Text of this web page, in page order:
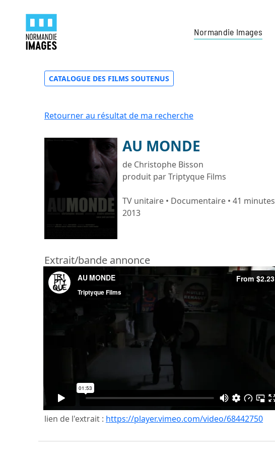
Normandie Images
CATALOGUE DES FILMS SOUTENUS
Retourner au résultat de ma recherche
AU MONDE
de Christophe Bisson
produit par Triptyque Films
TV unitaire • Documentaire • 41 minutes
2013
Extrait/bande annonce
lien de l'extrait : https://player.vimeo.com/video/68442750